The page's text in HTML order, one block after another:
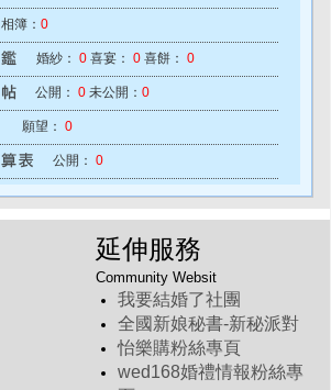
相簿： 0
婚紗： 0 喜宴： 0 喜餅： 0
公開： 0 未公開： 0
願望： 0
公開： 0
延伸服務
Community Websit
我要結婚了社團
全國新娘秘書-新秘派對
怡樂購粉絲專頁
wed168婚禮情報粉絲專